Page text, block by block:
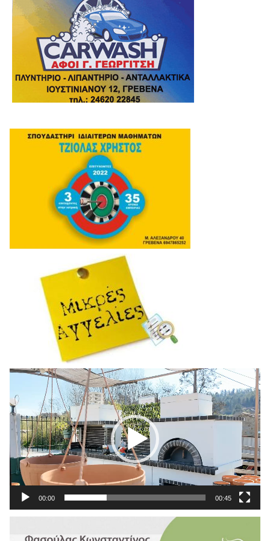
Πρόγραμμα
Αναπαραγωγής
Βίντεο
00:00 00:45